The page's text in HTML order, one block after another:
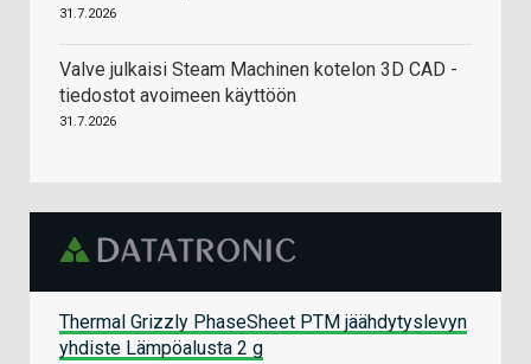
31.7.2026
Valve julkaisi Steam Machinen kotelon 3D CAD -
tiedostot avoimeen käyttöön
31.7.2026
Thermal Grizzly PhaseSheet PTM jäähdytyslevyn
yhdiste Lämpöalusta 2 g